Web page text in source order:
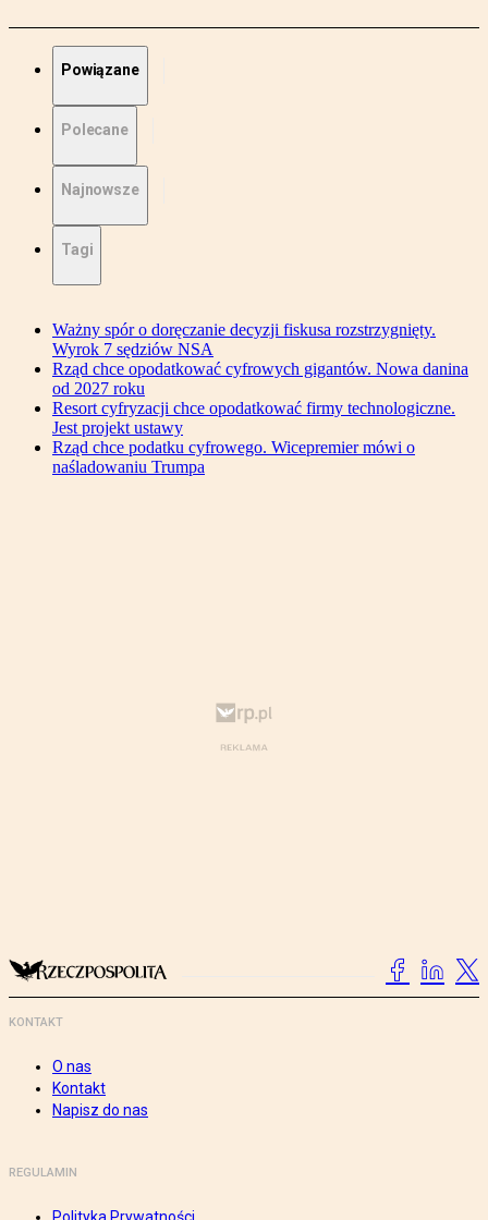
Powiązane
Polecane
Najnowsze
Tagi
Ważny spór o doręczanie decyzji fiskusa rozstrzygnięty.
Wyrok 7 sędziów NSA
Rząd chce opodatkować cyfrowych gigantów. Nowa danina
od 2027 roku
Resort cyfryzacji chce opodatkować firmy technologiczne.
Jest projekt ustawy
Rząd chce podatku cyfrowego. Wicepremier mówi o
naśladowaniu Trumpa
KONTAKT
O nas
Kontakt
Napisz do nas
REGULAMIN